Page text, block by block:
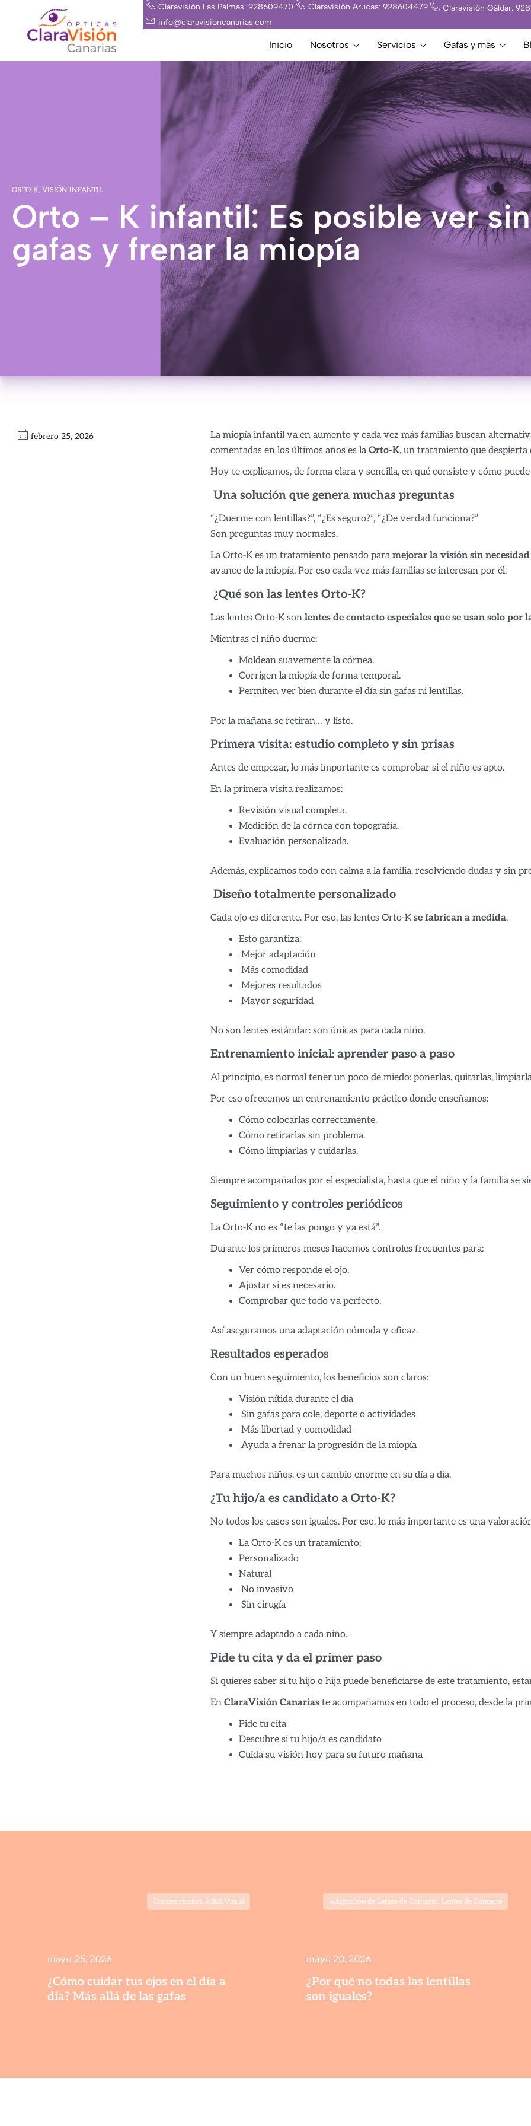
contenido
Claravisión Las Palmas: 928609470 Claravisión Arucas: 928604479
Claravisión Gáldar:
info@claravisioncanarias.com
Inicio Nosotros Servicios Gafas y más
ORTO-K, VISIÓN INFANTIL
Orto – K infantil: Es posible ver sin
gafas y frenar la miopía
febrero 25, 2026
La miopía infantil va en aumento y cada vez más familias buscan
comentadas en los últimos años es la Orto-K, un tratamiento que
Hoy te explicamos, de forma clara y sencilla, en qué consiste y cómo
Una solución que genera muchas preguntas
“¿Duerme con lentillas?”, “¿Es seguro?”, “¿De verdad funciona?”
Son preguntas muy normales.
La Orto-K es un tratamiento pensado para mejorar la visión sin
avance de la miopía. Por eso cada vez más familias se interesan por él.
¿Qué son las lentes Orto-K?
Las lentes Orto-K son lentes de contacto especiales que se usan solo por
Mientras el niño duerme:
Moldean suavemente la córnea.
Corrigen la miopía de forma temporal.
Permiten ver bien durante el día sin gafas ni lentillas.
Por la mañana se retiran… y listo.
Primera visita: estudio completo y sin prisas
Antes de empezar, lo más importante es comprobar si el niño es apto.
En la primera visita realizamos:
Revisión visual completa.
Medición de la córnea con topografía.
Evaluación personalizada.
Además, explicamos todo con calma a la familia, resolviendo dudas y sin
Diseño totalmente personalizado
Cada ojo es diferente. Por eso, las lentes Orto-K se fabrican a medida.
Esto garantiza:
Mejor adaptación
Más comodidad
Mejores resultados
Mayor seguridad
No son lentes estándar: son únicas para cada niño.
Entrenamiento inicial: aprender paso a paso
Al principio, es normal tener un poco de miedo: ponerlas, quitarlas,
Por eso ofrecemos un entrenamiento práctico donde enseñamos:
Cómo colocarlas correctamente.
Cómo retirarlas sin problema.
Cómo limpiarlas y cuidarlas.
Siempre acompañados por el especialista, hasta que el niño y la familia se
Seguimiento y controles periódicos
La Orto-K no es “te las pongo y ya está”.
Durante los primeros meses hacemos controles frecuentes para:
Ver cómo responde el ojo.
Ajustar si es necesario.
Comprobar que todo va perfecto.
Así aseguramos una adaptación cómoda y eficaz.
Resultados esperados
Con un buen seguimiento, los beneficios son claros:
Visión nítida durante el día
Sin gafas para cole, deporte o actividades
Más libertad y comodidad
Ayuda a frenar la progresión de la miopía
Para muchos niños, es un cambio enorme en su día a día.
¿Tu hijo/a es candidato a Orto-K?
No todos los casos son iguales. Por eso, lo más importante es una
La Orto-K es un tratamiento:
Personalizado
Natural
No invasivo
Sin cirugía
Y siempre adaptado a cada niño.
Pide tu cita y da el primer paso
Si quieres saber si tu hijo o hija puede beneficiarse de este tratamiento,
En ClaraVisión Canarias te acompañamos en todo el proceso, desde la
Pide tu cita
Descubre si tu hijo/a es candidato
Cuida su visión hoy para su futuro mañana
mayo 25, 2026
Concienciación, Salud Visual
¿Cómo cuidar tus ojos en el día a
día? Más allá de las gafas
mayo 20, 2026
Adaptación de Lentes de Contacto,Lentes de Contacto
¿Por qué no todas las lentillas
son iguales?